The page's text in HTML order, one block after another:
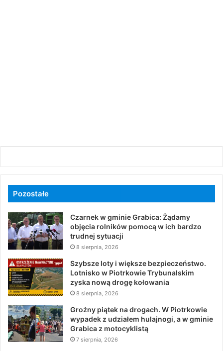
Pozostałe
Czarnek w gminie Grabica: Żądamy
objęcia rolników pomocą w ich bardzo
trudnej sytuacji
8 sierpnia, 2026
Szybsze loty i większe bezpieczeństwo.
Lotnisko w Piotrkowie Trybunalskim
zyska nową drogę kołowania
8 sierpnia, 2026
Groźny piątek na drogach. W Piotrkowie
wypadek z udziałem hulajnogi, a w gminie
Grabica z motocyklistą
7 sierpnia, 2026